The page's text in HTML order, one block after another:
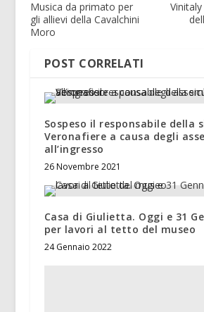
Musica da primato per
gli allievi della Cavalchini
Moro
POST CORRELATI
Sospeso il responsabile della
Veronafiere a causa degli
all’ingresso
26 Novembre 2021
Casa di Giulietta. Oggi e 31
per lavori al tetto del museo
24 Gennaio 2022